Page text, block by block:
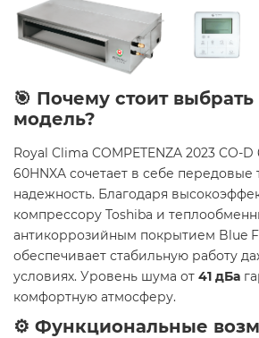
🎯 Почему стоит
модель?
Royal Clima COMPETENZA 2023 CO-D
60HNXA сочетает в себе передовые
надежность. Благодаря
компрессору Toshiba и
антикоррозийным покрытием Blue
обеспечивает стабильную работу
условиях. Уровень шума от 41 дБа
комфортную атмосферу.
⚙️ Функциональные